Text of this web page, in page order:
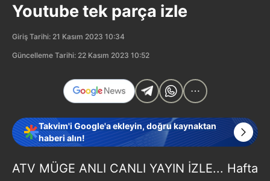
Youtube tek parça izle
Giriş Tarihi: 21 Kasım 2023 10:34
Güncelleme Tarihi: 22 Kasım 2023 10:52
Takvim'i Google'a ekleyin, doğru kaynaktan
haberi alın!
ATV MÜGE ANLI CANLI YAYIN İZLE... Hafta